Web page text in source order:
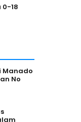
0-18
Manado
No